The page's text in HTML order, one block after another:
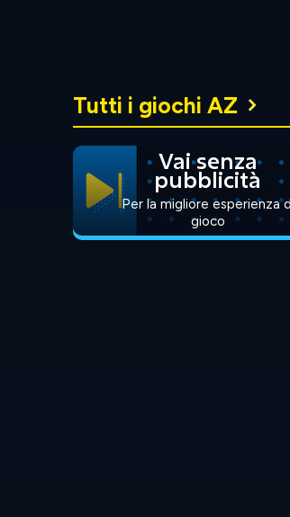
Tutti i giochi AZ
Vai senza
pubblicità
Per la migliore esperienza
gioco